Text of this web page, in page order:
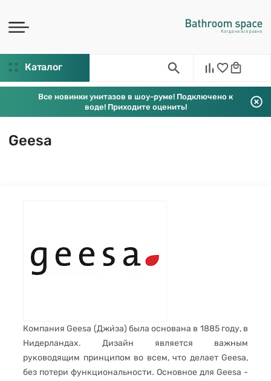
Каталог
Все новинки унитазов в шоу-руме! Подключено к
воде! Приходите оценить!
Geesa
Компания Geesa (Джи́за) была основана в 1885 году, в
Нидерландах. Дизайн является важным
руководящим принципом во всем, что делает Geesa,
без потери функциональности. Основное для Geesa -